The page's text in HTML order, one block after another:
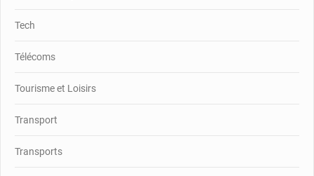
Tech
Télécoms
Tourisme et Loisirs
Transport
Transports